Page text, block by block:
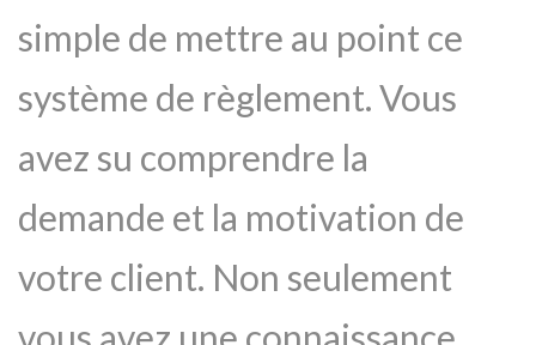
simple de mettre au point ce
système de règlement. Vous
avez su comprendre la
demande et la motivation de
votre client. Non seulement